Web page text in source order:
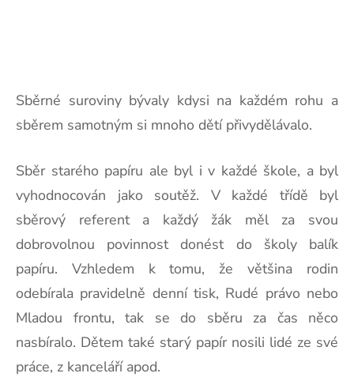
Sběrné suroviny bývaly kdysi na každém rohu a
sběrem samotným si mnoho dětí přivydělávalo.
Sběr starého papíru ale byl i v každé škole, a byl
vyhodnocován jako soutěž. V každé třídě byl
sběrový referent a každý žák měl za svou
dobrovolnou povinnost donést do školy balík
papíru. Vzhledem k tomu, že většina rodin
odebírala pravidelně denní tisk, Rudé právo nebo
Mladou frontu, tak se do sběru za čas něco
nasbíralo. Dětem také starý papír nosili lidé ze své
práce, z kanceláří apod.